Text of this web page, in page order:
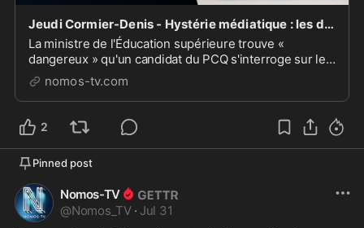
Jeudi Cormier-Denis - Hystérie médiatique : les débats au Québec, c'est dangereux !!! [EN DIRECT]
La ministre de l'Éducation supérieure trouve «
dangereux » qu'un candidat du PCQ s'interroge sur les
avortements tardifs et sexo-sélectifs.\n\nLa Droite a-t-
elle le droit d'exister au Québec ou doit-elle
systématiquement se soumettre au marxisme cult...
nomos-tv.com
2
Pinned post
Nomos-TV
@Nomos_TV · Jul 31